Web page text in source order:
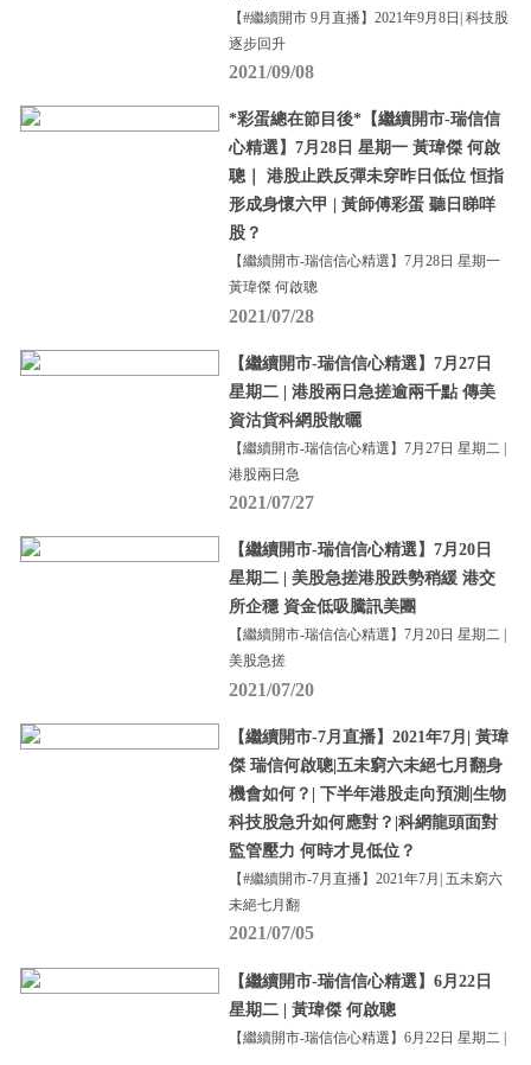
【#繼續開市 9月直播】2021年9月8日| 科技股
逐步回升
2021/09/08
*彩蛋總在節目後*【繼續開市-瑞信信
心精選】7月28日 星期一 黃瑋傑 何啟
聰｜ 港股止跌反彈未穿昨日低位 恒指
形成身懷六甲 | 黃師傅彩蛋 聽日睇咩
股？
【繼續開市-瑞信信心精選】7月28日 星期一
黃瑋傑 何啟聰
2021/07/28
【繼續開市-瑞信信心精選】7月27日
星期二 | 港股兩日急搓逾兩千點 傳美
資沽貨科網股散曬
【繼續開市-瑞信信心精選】7月27日 星期二 |
港股兩日急
2021/07/27
【繼續開市-瑞信信心精選】7月20日
星期二 | 美股急搓港股跌勢稍緩 港交
所企穩 資金低吸騰訊美團
【繼續開市-瑞信信心精選】7月20日 星期二 |
美股急搓
2021/07/20
【繼續開市-7月直播】2021年7月| 黃瑋
傑 瑞信何啟聰|五未窮六未絕七月翻身
機會如何？| 下半年港股走向預測|生物
科技股急升如何應對？|科網龍頭面對
監管壓力 何時才見低位？
【#繼續開市-7月直播】2021年7月| 五未窮六
未絕七月翻
2021/07/05
【繼續開市-瑞信信心精選】6月22日
星期二 | 黃瑋傑 何啟聰
【繼續開市-瑞信信心精選】6月22日 星期二 |